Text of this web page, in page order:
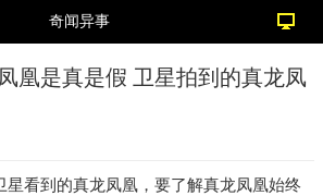
奇闻异事
凰是真是假 卫星拍到的真龙凤
星看到的真龙凤凰，要了解真龙凤凰始终